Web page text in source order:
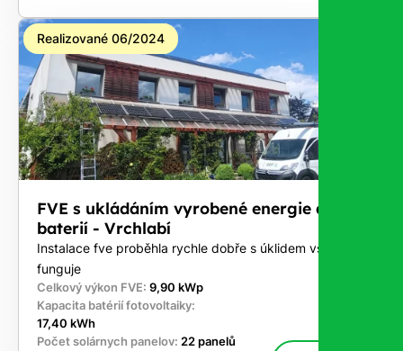
Realizované 06/2024
FVE s ukládáním vyrobené energie do
baterií - Vrchlabí
Instalace fve proběhla rychle dobře s úklidem vše
funguje
Celkový výkon FVE: 9,90 kWp
Kapacita batérií fotovoltaiky:
17,40 kWh
Počet solárnych panelov: 22 panelů